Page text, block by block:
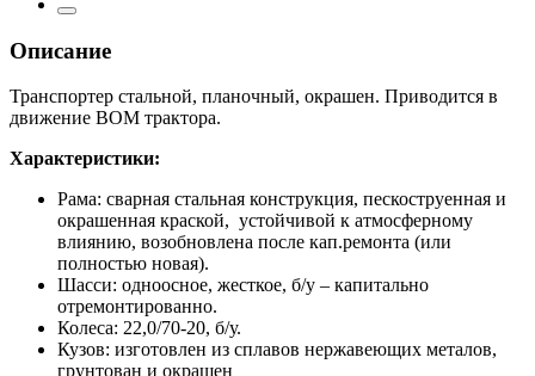
Описание
Транспортер стальной, планочный, окрашен. Приводится в
движение ВОМ трактора.
Характеристики:
Рама: сварная стальная конструкция, пескоструенная и
окрашенная краской, устойчивой к атмосферному
влиянию, возобновлена после кап.ремонта (или
полностью новая).
Шасси: одноосное, жесткое, б/у – капитально
отремонтированно.
Колеса: 22,0/70-20, б/у.
Кузов: изготовлен из сплавов нержавеющих металов,
грунтован и окрашен